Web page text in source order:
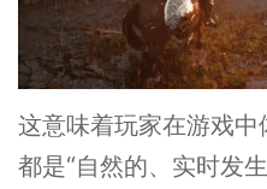
这意味着玩家在游戏
都是“自然的、实时发